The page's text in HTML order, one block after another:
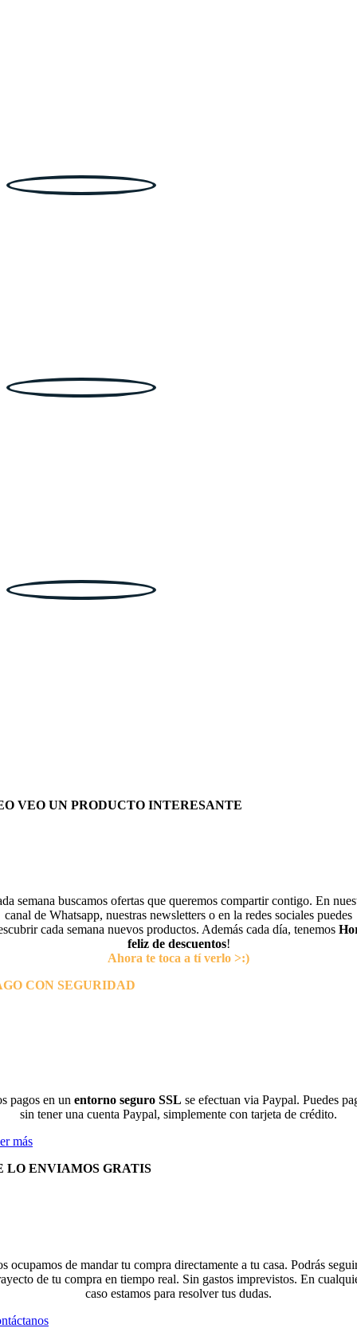
VEO UN PRODUCTO INTERESANTE
semana buscamos ofertas que queremos compartir contigo. En
canal de Whatsapp, nuestras newsletters o en la redes sociales puedes
cada semana nuevos productos. Además cada día, tenemos
feliz de descuentos!
Ahora te toca a tí verlo >:)
CON SEGURIDAD
pagos en un entorno seguro SSL se efectuan via Paypal. Puedes
sin tener una cuenta Paypal, simplemente con tarjeta de crédito.
más
LO ENVIAMOS GRATIS
ocupamos de mandar tu compra directamente a tu casa. Podrás
de tu compra en tiempo real. Sin gastos imprevistos. En
caso estamos para resolver tus dudas.